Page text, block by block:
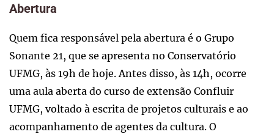
Abertura
Quem fica responsável pela abertura é o Grupo
Sonante 21, que se apresenta no Conservatório
UFMG, às 19h de hoje. Antes disso, às 14h, ocorre
uma aula aberta do curso de extensão Confluir
UFMG, voltado à escrita de projetos culturais e ao
acompanhamento de agentes da cultura. O